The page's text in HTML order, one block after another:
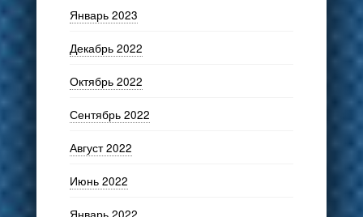
Январь 2023
Декабрь 2022
Октябрь 2022
Сентябрь 2022
Август 2022
Июнь 2022
Январь 2022